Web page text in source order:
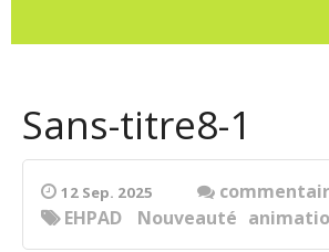
Sans-titre8-1
12 Sep. 2025
EHPAD Nouveauté